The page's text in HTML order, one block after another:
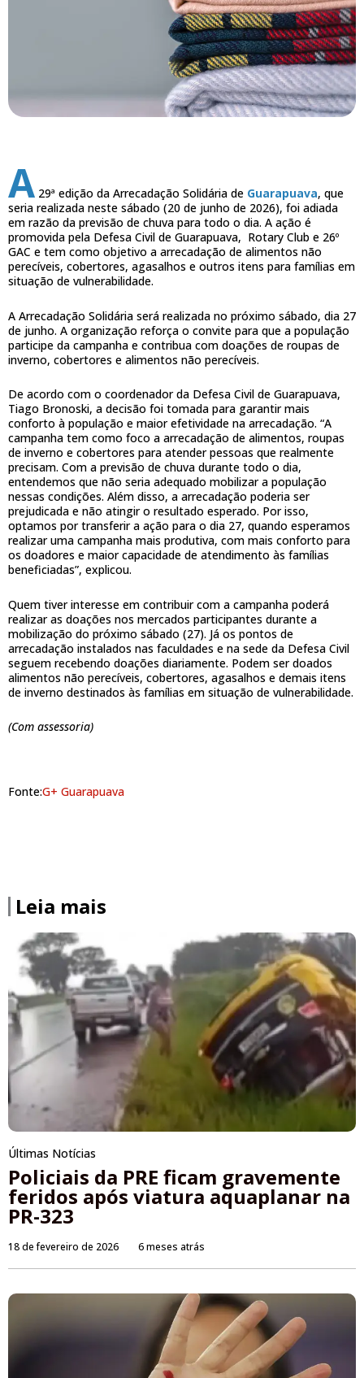
A 29ª edição da Arrecadação Solidária de Guarapuava, que
seria realizada neste sábado (20 de junho de 2026), foi adiada
em razão da previsão de chuva para todo o dia. A ação é
promovida pela Defesa Civil de Guarapuava, Rotary Club e 26º
GAC e tem como objetivo a arrecadação de alimentos não
perecíveis, cobertores, agasalhos e outros itens para famílias em
situação de vulnerabilidade.
A Arrecadação Solidária será realizada no próximo sábado, dia 27
de junho. A organização reforça o convite para que a população
participe da campanha e contribua com doações de roupas de
inverno, cobertores e alimentos não perecíveis.
De acordo com o coordenador da Defesa Civil de Guarapuava,
Tiago Bronoski, a decisão foi tomada para garantir mais
conforto à população e maior efetividade na arrecadação. “A
campanha tem como foco a arrecadação de alimentos, roupas
de inverno e cobertores para atender pessoas que realmente
precisam. Com a previsão de chuva durante todo o dia,
entendemos que não seria adequado mobilizar a população
nessas condições. Além disso, a arrecadação poderia ser
prejudicada e não atingir o resultado esperado. Por isso,
optamos por transferir a ação para o dia 27, quando esperamos
realizar uma campanha mais produtiva, com mais conforto para
os doadores e maior capacidade de atendimento às famílias
beneficiadas”, explicou.
Quem tiver interesse em contribuir com a campanha poderá
realizar as doações nos mercados participantes durante a
mobilização do próximo sábado (27). Já os pontos de
arrecadação instalados nas faculdades e na sede da Defesa Civil
seguem recebendo doações diariamente. Podem ser doados
alimentos não perecíveis, cobertores, agasalhos e demais itens
de inverno destinados às famílias em situação de vulnerabilidade.
(Com assessoria)
Fonte:G+ Guarapuava
Leia mais
Últimas Notícias
Policiais da PRE ficam gravemente
feridos após viatura aquaplanar na
PR-323
18 de fevereiro de 2026 6 meses atrás